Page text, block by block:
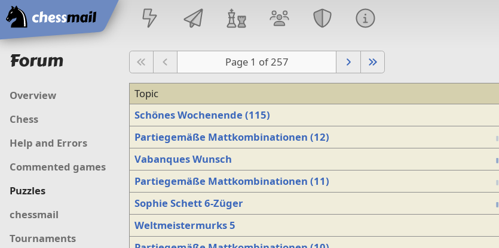
Home
Forum
Overview
Chess
Help and Errors
Commented games
Puzzles
chessmail
Tournaments
Page 1 of 257
Topic
Schönes Wochenende (115)
Partiegemäße Mattkombinationen (12)
Vabanques Wunsch
Partiegemäße Mattkombinationen (11)
Sophie Schett 6-Züger
Weltmeistermurks 5